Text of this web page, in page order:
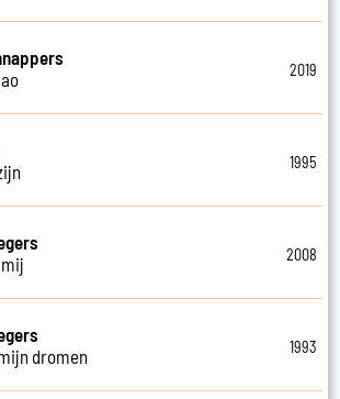
2019
1995
2008
dromen
1993